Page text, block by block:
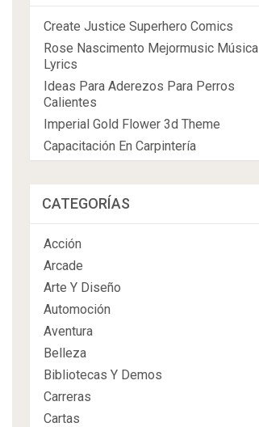
Create Justice Superhero Comics
Rose Nascimento Mejormusic Música
Lyrics
Ideas Para Aderezos Para Perros
Calientes
Imperial Gold Flower 3d Theme
Capacitación En Carpintería
CATEGORÍAS
Acción
Arcade
Arte Y Diseño
Automoción
Aventura
Belleza
Bibliotecas Y Demos
Carreras
Cartas